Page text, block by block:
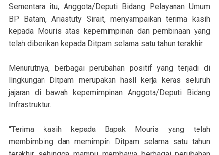
Sementara itu, Anggota/Deputi Bidang Pelayanan Umum
BP Batam, Ariastuty Sirait, menyampaikan terima kasih
kepada Mouris atas kepemimpinan dan pembinaan yang
telah diberikan kepada Ditpam selama satu tahun terakhir.
Menurutnya, berbagai perubahan positif yang terjadi di
lingkungan Ditpam merupakan hasil kerja keras seluruh
jajaran di bawah kepemimpinan Anggota/Deputi Bidang
Infrastruktur.
“Terima kasih kepada Bapak Mouris yang telah
membimbing dan memimpin Ditpam selama satu tahun